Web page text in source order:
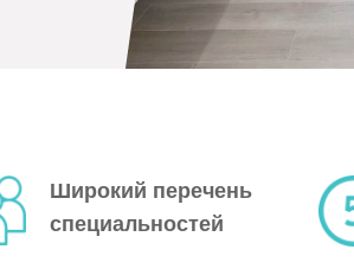
Широкий перечень
специальностей